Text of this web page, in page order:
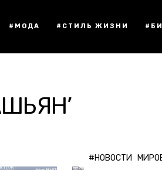
#МОДА #СТИЛЬ ЖИЗНИ
#НОВОСТИ